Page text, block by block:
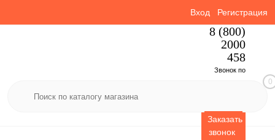
Вход Регистрация
8 (800)
2000
458
Звонок по
Заказать
звонок
0